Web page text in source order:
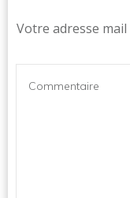
Votre adresse